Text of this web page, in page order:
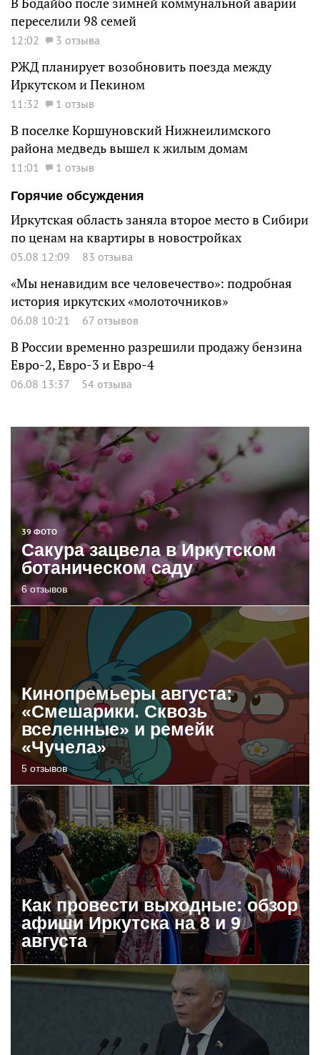
переселили 98 семей
12:02 3 отзыва
РЖД планирует возобновить поезда между
Иркутском и Пекином
11:32 1 отзыв
В поселке Коршуновский Нижнеилимского
района медведь вышел к жилым домам
11:01
1 отзыв
Горячие обсуждения
Иркутская область заняла второе место в Сибири
по ценам на квартиры в новостройках
05.08 12:09 83 отзыва
«Мы ненавидим все человечество»: подробная
история иркутских «молоточников»
06.08 10:21 67 отзывов
В России временно разрешили продажу бензина
Евро-2, Евро-3 и Евро-4
06.08 13:37 54 отзыва
39 ФОТО
Сакура зацвела в Иркутском
ботаническом саду
6 отзывов
Кинопремьеры августа:
«Смешарики. Сквозь
вселенные» и ремейк
«Чучела»
5 отзывов
Как провести выходные: обзор
афиши Иркутска на 8 и 9
августа